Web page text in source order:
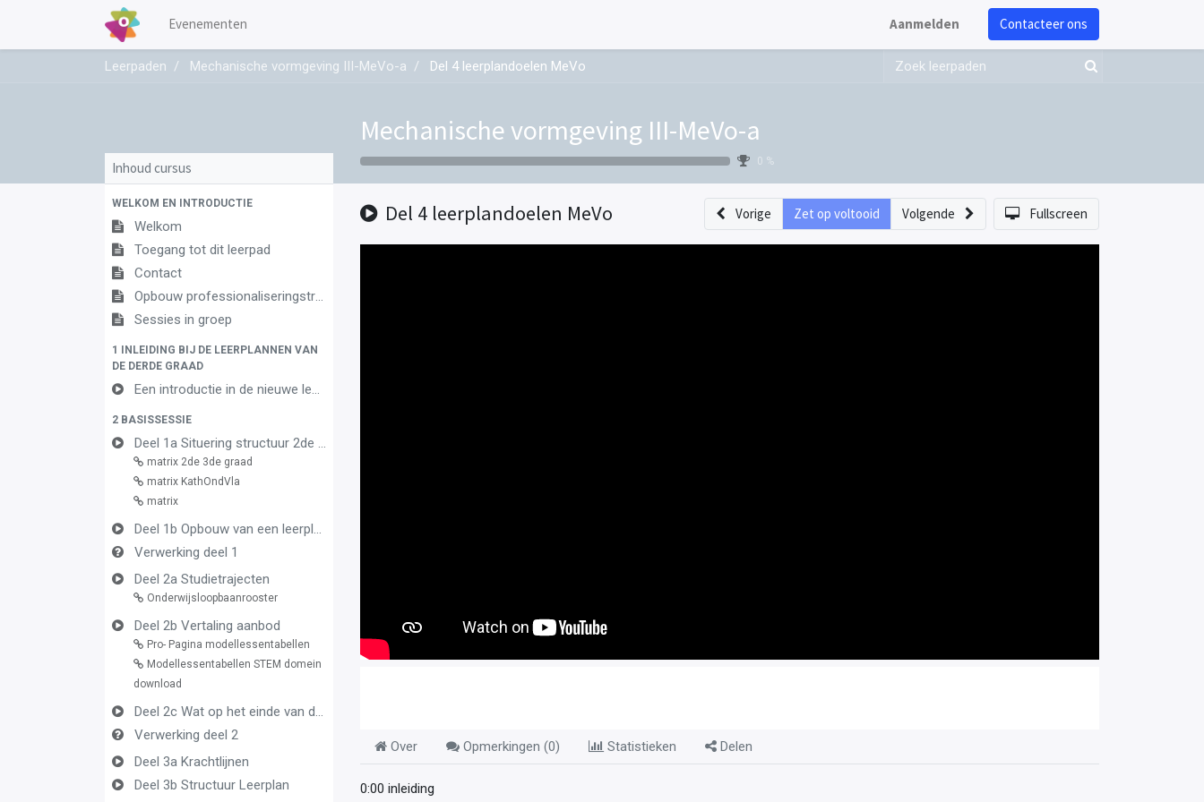
Evenementen Aanmelden Contacteer ons
Leerpaden Mechanische vormgeving III-MeVo-a Del 4 leerplandoelen MeVo
Mechanische vormgeving III-MeVo-a
0 %
Inhoud cursus
WELKOM EN INTRODUCTIE
Welkom
Toegang tot dit leerpad
Contact
Opbouw professionaliseringstraject
Sessies in groep
1 INLEIDING BIJ DE LEERPLANNEN VAN
DE DERDE GRAAD
Een introductie in de nieuwe leerplannen van de derde graad
2 BASISSESSIE
Deel 1a Situering structuur 2de en 3de graad
matrix 2de 3de graad
matrix KathOndVla
matrix
Deel 1b Opbouw van een leerplan vormingsconcept
Verwerking deel 1
Deel 2a Studietrajecten
Onderwijsloopbaanrooster
Deel 2b Vertaling aanbod
Pro- Pagina modellessentabellen
Modellessentabellen STEM domein
download
Deel 2c Wat op het einde van de graad
Verwerking deel 2
Deel 3a Krachtlijnen
Deel 3b Structuur Leerplan
Del 4 leerplandoelen MeVo Vorige Zet op voltooid Volgende Fullscreen
Over Opmerkingen (0) Statistieken Delen
0:00 inleiding